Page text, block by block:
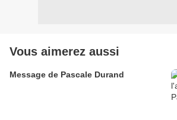
Vous aimerez aussi
Message de Pascale Durand